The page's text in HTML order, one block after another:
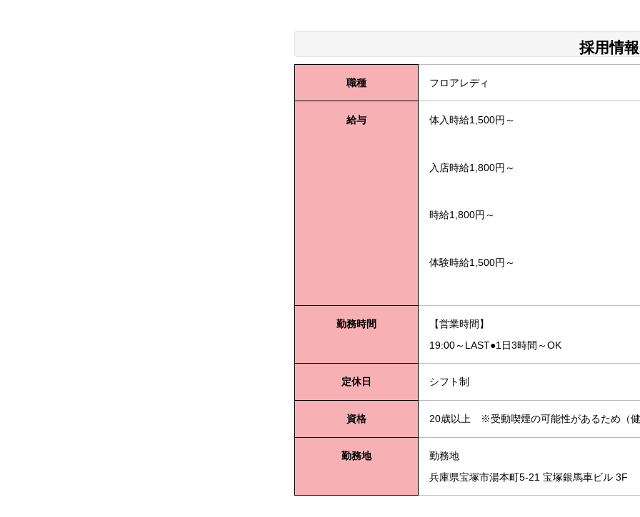
採用情報
職種 フロアレディ
給与 体入時給1,500円～
入店時給1,800円～
時給1,800円～
体験時給1,500円～
勤務時間
【営業時間】
19:00～LAST●1日3時間～OK
定休日 シフト制
資格 20歳以上 ※受動喫煙の可能性があるため（健
勤務地
勤務地
兵庫県宝塚市湯本町5-21 宝塚銀馬車ビル 3F